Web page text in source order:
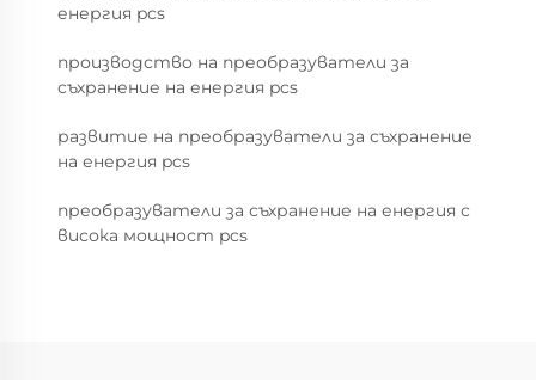
енергия pcs
производство на преобразуватели за
съхранение на енергия pcs
развитие на преобразуватели за съхранение
на енергия pcs
преобразуватели за съхранение на енергия с
висока мощност pcs